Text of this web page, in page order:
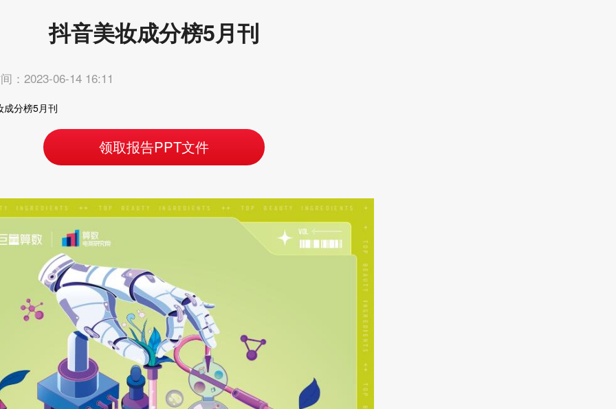
抖音美妆成分榜5月刊
：2023-06-14 16:11
成分榜5月刊
领取报告PPT文件